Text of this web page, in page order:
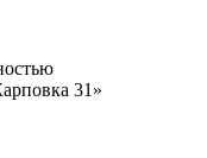
31»